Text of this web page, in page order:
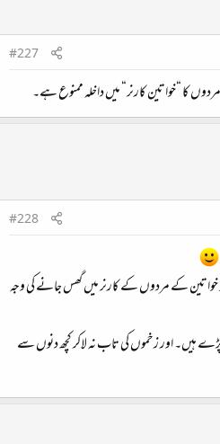
#227
کا “خواتین کارنر“ میں داخلہ ممنوع ہے۔
#228
خواتین کے مردوں کے کارنر میں گھس جانے کی وجہ
ہیں۔ اور زخموں کی تاب نہ لاکر کچھ دنوں سے